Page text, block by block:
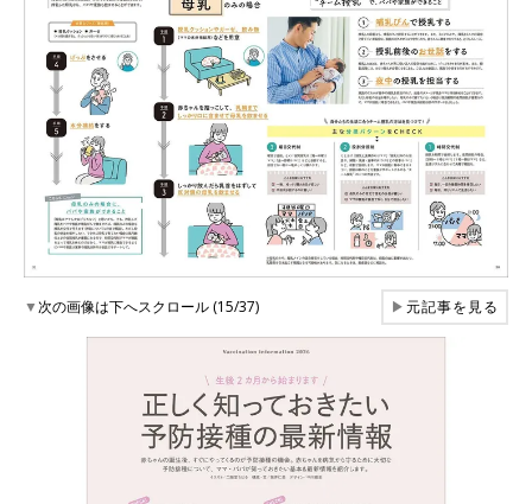
▼次の画像は下へスクロール (15/37) ▶元記事を見る